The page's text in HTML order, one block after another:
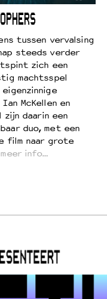
tussen vervalsing
steeds verder
zich een
machtsspel
McKellen en
zijn daarin een
duo, met een
film naar grote
meer info…